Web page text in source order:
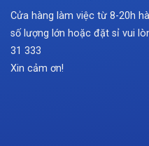
Cửa hàng làm việc từ 8-20h
số lượng lớn hoặc đặt sỉ vui
31 333
Xin cảm ơn!